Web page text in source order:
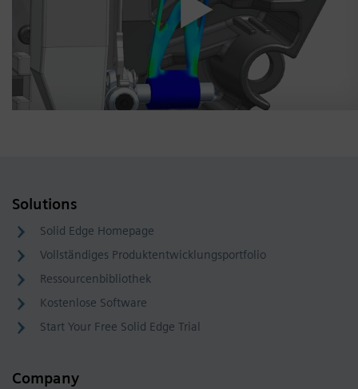
Solutions
Solid Edge Homepage
Vollständiges Produktentwicklungsportfolio
Ressourcenbibliothek
Kostenlose Software
Start Your Free Solid Edge Trial
Company